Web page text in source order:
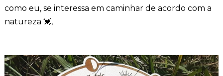
como eu, se interessa em caminhar de acordo com a
natureza 💓,